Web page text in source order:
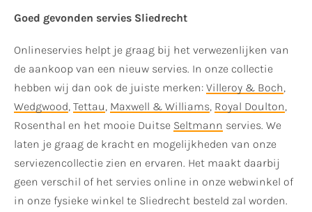
Goed gevonden servies Sliedrecht
Onlineservies helpt je graag bij het verwezenlijken van
de aankoop van een nieuw servies. In onze collectie
hebben wij dan ook de juiste merken: Villeroy & Boch,
Wedgwood, Tettau, Maxwell & Williams, Royal Doulton,
Rosenthal en het mooie Duitse Seltmann servies. We
laten je graag de kracht en mogelijkheden van onze
serviezencollectie zien en ervaren. Het maakt daarbij
geen verschil of het servies online in onze webwinkel of
in onze fysieke winkel te Sliedrecht besteld zal worden.